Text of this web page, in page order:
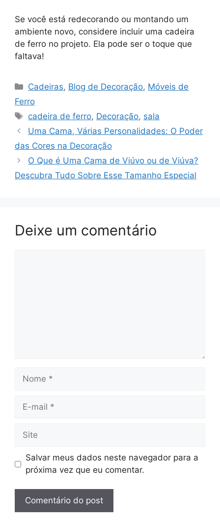
Se você está redecorando ou montando um
ambiente novo, considere incluir uma cadeira
de ferro no projeto. Ela pode ser o toque que
faltava!
Categorias
Cadeiras, Blog de Decoração, Móveis de
Ferro
Tags
cadeira de ferro, Decoração, sala
Uma Cama, Várias Personalidades: O Poder
das Cores na Decoração
O Que é Uma Cama de Viúvo ou de Viúva?
Descubra Tudo Sobre Esse Tamanho Especial
Deixe um comentário
Nome
Site
Salvar meus dados neste navegador para a
próxima vez que eu comentar.